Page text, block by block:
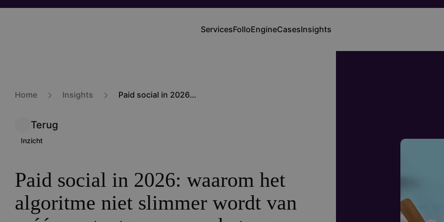
Overslaan
Main
ServicesFolloEngineCasesInsights
Home Insights Paid social in 2026: waarom het algoritme niet slimmer wordt van méér content, maar van betere signalen
Terug
Inzicht
Paid social in 2026: waarom het
algoritme niet slimmer wordt van